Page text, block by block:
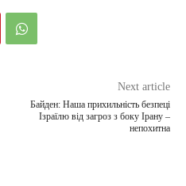
Next article
Байден: Наша прихильність безпеці
Ізраїлю від загроз з боку Ірану –
непохитна